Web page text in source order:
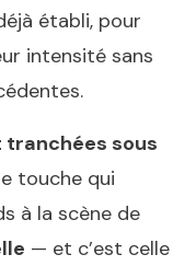
établi, pour
intensité sans
tranchées sous
touche qui
à la scène de
— et c’est celle